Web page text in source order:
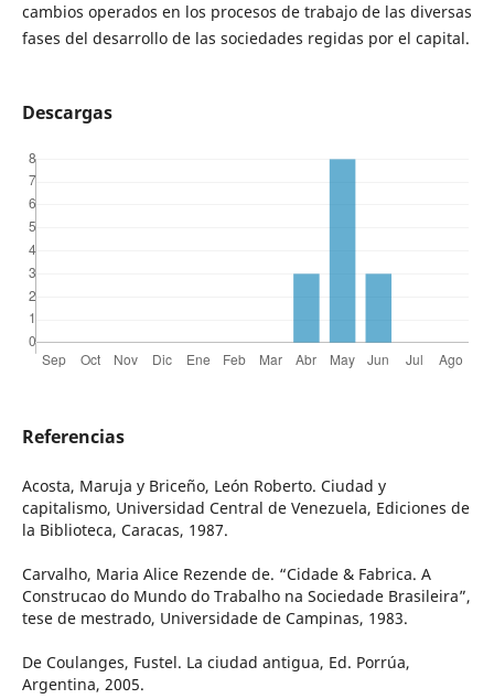
cambios operados en los procesos de trabajo de las diversas
fases del desarrollo de las sociedades regidas por el capital.
Descargas
Referencias
Acosta, Maruja y Briceño, León Roberto. Ciudad y
capitalismo, Universidad Central de Venezuela, Ediciones de
la Biblioteca, Caracas, 1987.
Carvalho, Maria Alice Rezende de. “Cidade & Fabrica. A
Construcao do Mundo do Trabalho na Sociedade Brasileira”,
tese de mestrado, Universidade de Campinas, 1983.
De Coulanges, Fustel. La ciudad antigua, Ed. Porrúa,
Argentina, 2005.